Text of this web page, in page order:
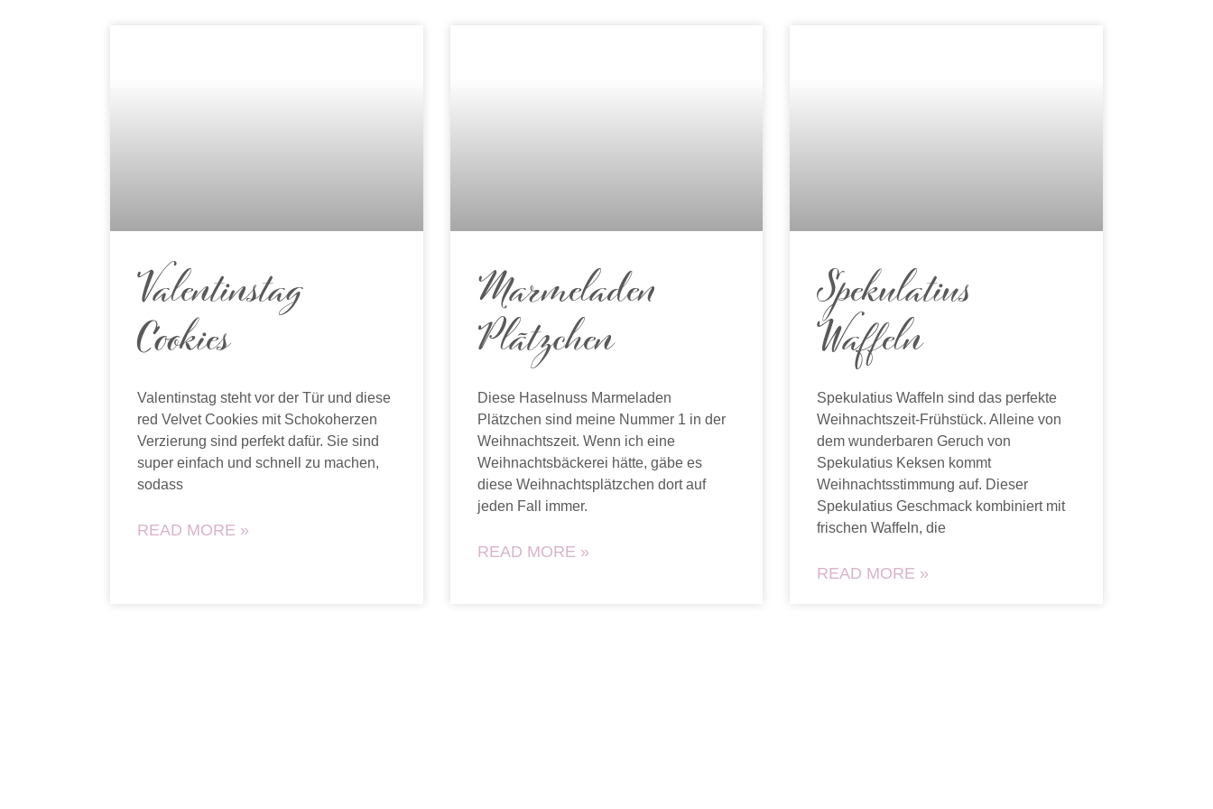
Valentinstag
Cookies
Valentinstag steht vor der Tür und diese
red Velvet Cookies mit Schokoherzen
Verzierung sind perfekt dafür. Sie sind
super einfach und schnell zu machen,
sodass
READ MORE »
Marmeladen
Plätzchen
Diese Haselnuss Marmeladen
Plätzchen sind meine Nummer 1 in der
Weihnachtszeit. Wenn ich eine
Weihnachtsbäckerei hätte, gäbe es
diese Weihnachtsplätzchen dort auf
jeden Fall immer.
READ MORE »
Spekulatius
Waffeln
Spekulatius Waffeln sind das perfekte
Weihnachtszeit-Frühstück. Alleine von
dem wunderbaren Geruch von
Spekulatius Keksen kommt
Weihnachtsstimmung auf. Dieser
Spekulatius Geschmack kombiniert mit
frischen Waffeln, die
READ MORE »